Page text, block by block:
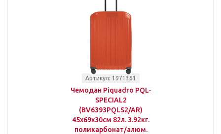
Артикул: 1971361
Чемодан Piquadro PQL-
SPECIAL2
(BV6393PQLS2/AR)
45x69x30см 82л. 3.92кг.
поликарбонат/алюм.